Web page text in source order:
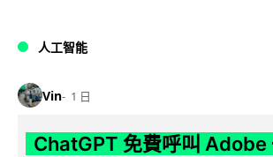
人工智能
Vin 1 日
ChatGPT 免費呼叫 Adobe